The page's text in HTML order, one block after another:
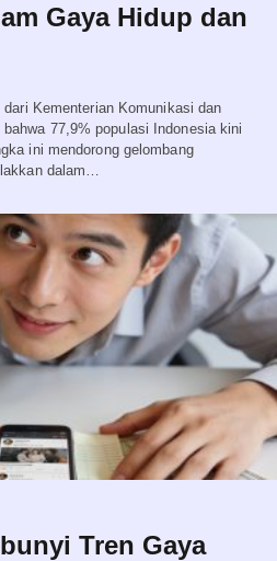
Gaya Hidup dan
Kementerian Komunikasi dan
77,9% populasi Indonesia kini
ini mendorong gelombang
dalam…
Tren Gaya